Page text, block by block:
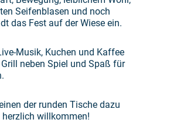
Seifenblasen und noch
das Fest auf der Wiese ein.
Musik, Kuchen und Kaffee
neben Spiel und Spaß für
der runden Tische dazu
willkommen!